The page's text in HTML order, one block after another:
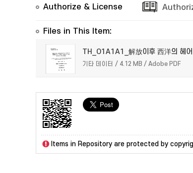
Authorize & License
Files in This Item:
TH_O1A1A1_解放이후 西洋의 헤
기타 데이터 / 4.12 MB / Adobe PDF
Items in Repository are protected by